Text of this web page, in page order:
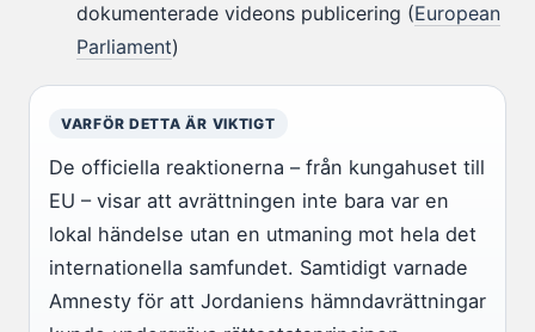
dokumenterade videons publicering (European
Parliament)
VARFÖR DETTA ÄR VIKTIGT
De officiella reaktionerna – från kungahuset till
EU – visar att avrättningen inte bara var en
lokal händelse utan en utmaning mot hela det
internationella samfundet. Samtidigt varnade
Amnesty för att Jordaniens hämndavrättningar